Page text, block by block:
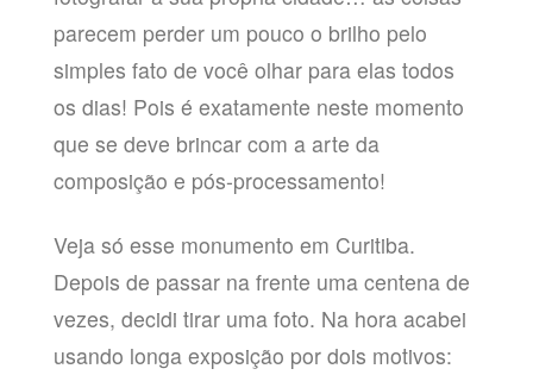
parecem perder um pouco o brilho pelo
simples fato de você olhar para elas todos
os dias! Pois é exatamente neste momento
que se deve brincar com a arte da
composição e pós-processamento!
Veja só esse monumento em Curitiba.
Depois de passar na frente uma centena de
vezes, decidi tirar uma foto. Na hora acabei
usando longa exposição por dois motivos: